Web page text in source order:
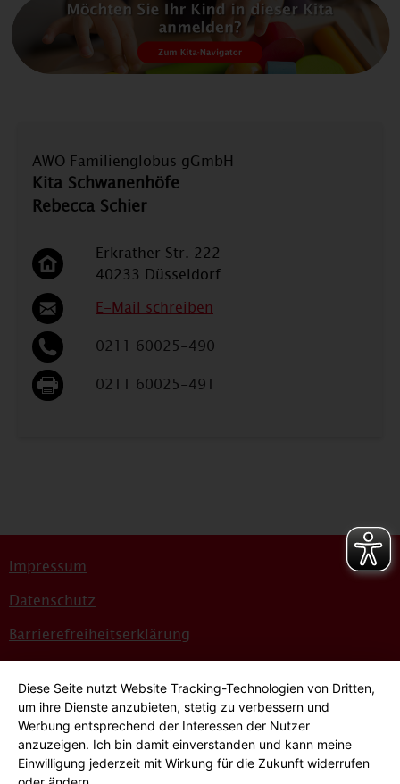
AWO Familienglobus gGmbH
Kita Schwanenhöfe
Rebecca Schier
Erkrather Str. 222
40233 Düsseldorf
E-Mail schreiben
0211 60025-490
0211 60025-491
Impressum
Datenschutz
Barrierefreiheitserklärung
Bildnachweise
Hinweisgeber*innensystem
Cookie-Einstellungen
Diese Seite nutzt Website Tracking-Technologien von Dritten,
um ihre Dienste anzubieten, stetig zu verbessern und
Werbung entsprechend der Interessen der Nutzer
anzuzeigen. Ich bin damit einverstanden und kann meine
Einwilligung jederzeit mit Wirkung für die Zukunft widerrufen